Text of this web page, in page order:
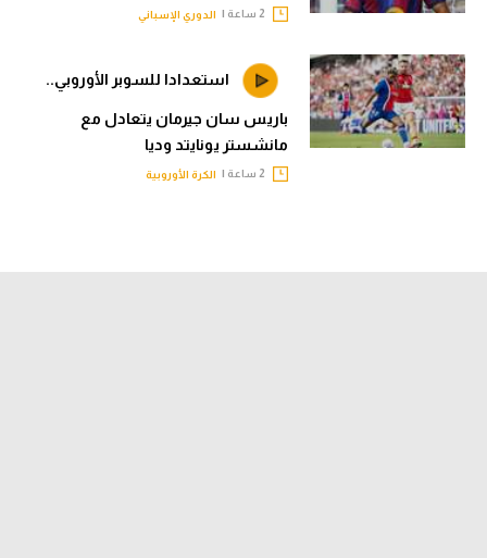
الدوري الإسباني
استعدادا للسوبر الأوروبي..
باريس سان جيرمان يتعادل مع
مانشستر يونايتد وديا
الكرة الأوروبية